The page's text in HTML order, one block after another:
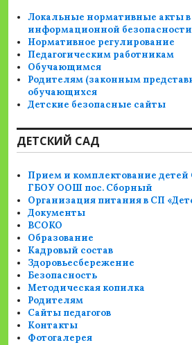
Локальные нормативные акты
информационной
Нормативное регулирование
Педагогическим работникам
Обучающимся
Родителям (законным
обучающихся
Детские безопасные сайты
ДЕТСКИЙ САД
Прием и комплектование детей
ГБОУ ООШ пос. Сборный
Организация питания в СП
Документы
ВСОКО
Образование
Кадровый состав
Здоровьесбережение
Безопасность
Методическая копилка
Родителям
Сайты педагогов
Контакты
Фотогалерея